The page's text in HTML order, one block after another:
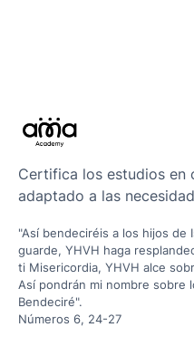
Certifica los estudios en
adaptado a las
"Así bendeciréis a los hijos de
guarde, YHVH haga
ti Misericordia, YHVH alce
Así pondrán mi nombre sobre
Bendeciré".
Números 6, 24-27